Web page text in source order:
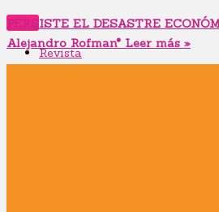
Revista
PERSISTE EL DESASTRE
Alejandro Rofman* Leer más »